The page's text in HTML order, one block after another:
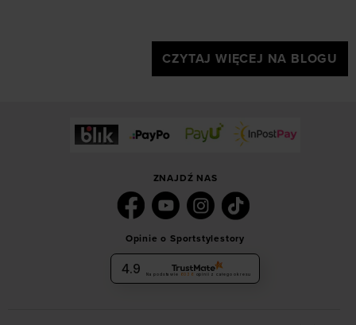
CZYTAJ WIĘCEJ NA BLOGU
ZNAJDŹ NAS
Opinie o Sportstylestory
4.9 Na podstawie 6036 opinii z całego okresu